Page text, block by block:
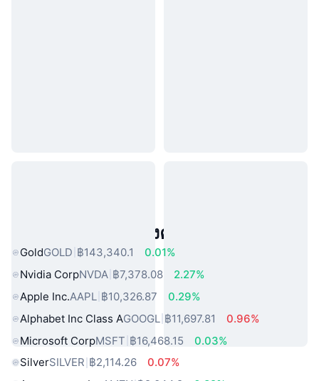
สินทรัพย์ในโลกแห่งความจริงยอดนิยม
GoldGOLD ฿143,340.1
0.01%
Nvidia CorpNVDA ฿7,378.08
2.27%
Apple Inc.AAPL ฿10,326.87
0.29%
Alphabet Inc Class AGOOGL ฿11,697.81
0.96%
Microsoft CorpMSFT ฿16,468.15
0.03%
SilverSILVER ฿2,114.26
0.07%